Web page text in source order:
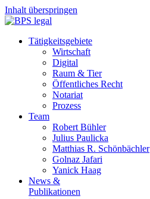
Inhalt überspringen
Tätigkeitsgebiete
Wirtschaft
Digital
Raum & Tier
Öffentliches Recht
Notariat
Prozess
Team
Robert Bühler
Julius Paulicka
Matthias R. Schönbächler
Golnaz Jafari
Yanick Haag
News &
Publikationen